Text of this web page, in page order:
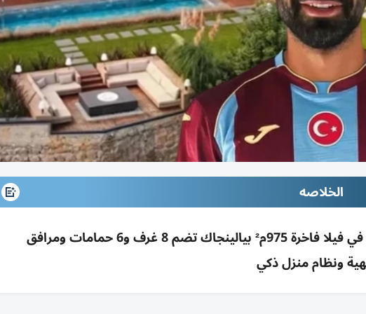
الخلاصه
بعد انتقال محمد صلاح لطرابزون سبور، سيقيم في فيلا فاخرة 975م² بيالينجاك تضم 8 غرف و6 حمامات ومرافق
ونظام منزل ذكي